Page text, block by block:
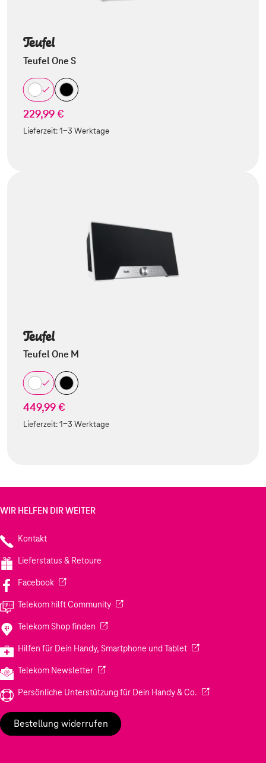
Teufel One S
229,99 €
Lieferzeit:1-3 Werktage
Teufel One M
449,99 €
Lieferzeit:1-3 Werktage
WIR HELFEN DIR WEITER
Kontakt
Lieferstatus & Retoure
Facebook(Wird in einem neuen Tab geöffnet)
Telekom hilft Community(Wird in einem neuen Tab geöffnet)
Telekom Shop finden (Wird in einem neuen Tab geöffnet)
Hilfen für Dein Handy, Smartphone und Tablet(Wird in einem
Telekom Newsletter(Wird in einem neuen Tab geöffnet)
Persönliche Unterstützung für Dein Handy & Co. (Wird in einem
Bestellung widerrufen